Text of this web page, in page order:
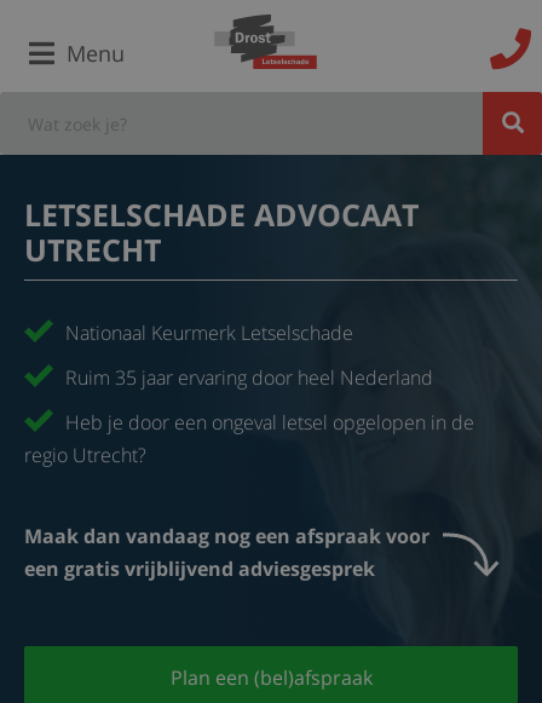
Menu
LETSELSCHADE ADVOCAAT
UTRECHT
Nationaal Keurmerk Letselschade
Ruim 35 jaar ervaring door heel Nederland
Heb je door een ongeval letsel opgelopen in de
regio Utrecht?
Maak dan vandaag nog een afspraak voor
een gratis vrijblijvend adviesgesprek
Plan een (bel)afspraak